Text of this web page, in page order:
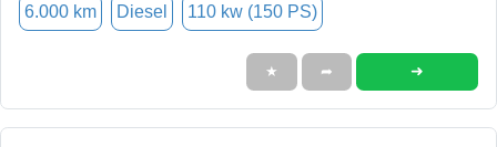
6.000 km Diesel 110 kw (150 PS)
★ ➦ ➜